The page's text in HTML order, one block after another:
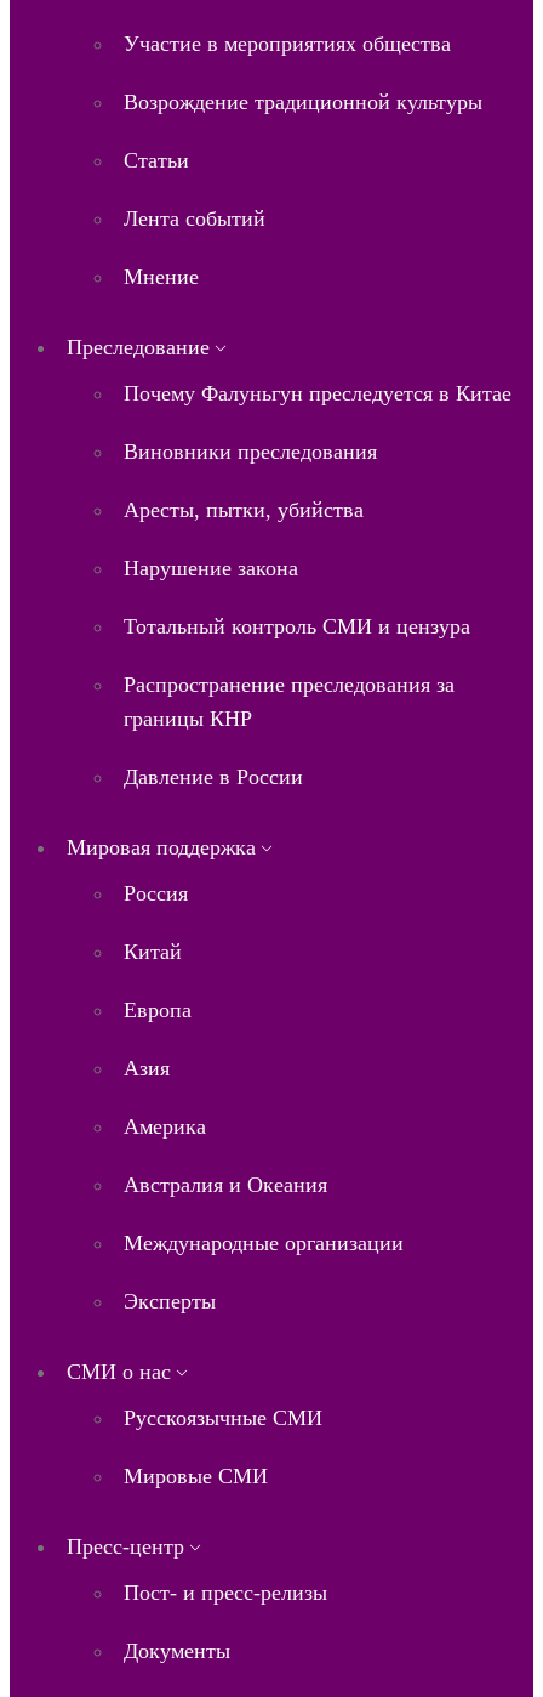
Участие в мероприятиях общества
Возрождение традиционной культуры
Статьи
Лента событий
Мнение
Преследование
Почему Фалуньгун преследуется в Китае
Виновники преследования
Аресты, пытки, убийства
Нарушение закона
Тотальный контроль СМИ и цензура
Распространение преследования за
границы КНР
Давление в России
Мировая поддержка
Россия
Китай
Европа
Азия
Америка
Австралия и Океания
Международные организации
Эксперты
СМИ о нас
Русскоязычные СМИ
Мировые СМИ
Пресс-центр
Пост- и пресс-релизы
Документы